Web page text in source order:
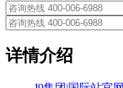
详情介绍